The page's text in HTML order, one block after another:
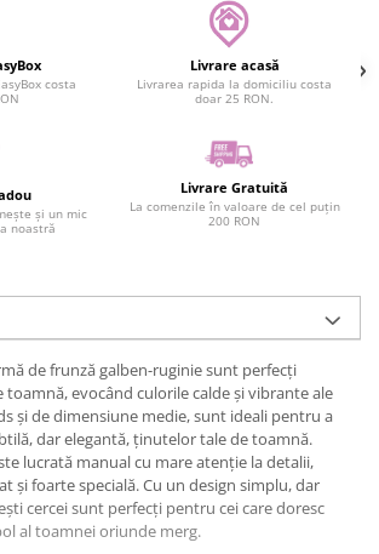
costa
Livrare acasă
Livrarea rapida la domiciliu costa
doar 25 RON.
și un mic
noastră
Livrare Gratuită
La comenzile în valoare de cel puțin
200 RON
de frunză galben-ruginie sunt perfecți
toamnă, evocând culorile calde și vibrante ale
și de dimensiune medie, sunt ideali pentru a
dar elegantă, ținutelor tale de toamnă.
lucrată manual cu mare atenție la detalii,
și foarte specială. Cu un design simplu, dar
cercei sunt perfecți pentru cei care doresc
al toamnei oriunde merg.